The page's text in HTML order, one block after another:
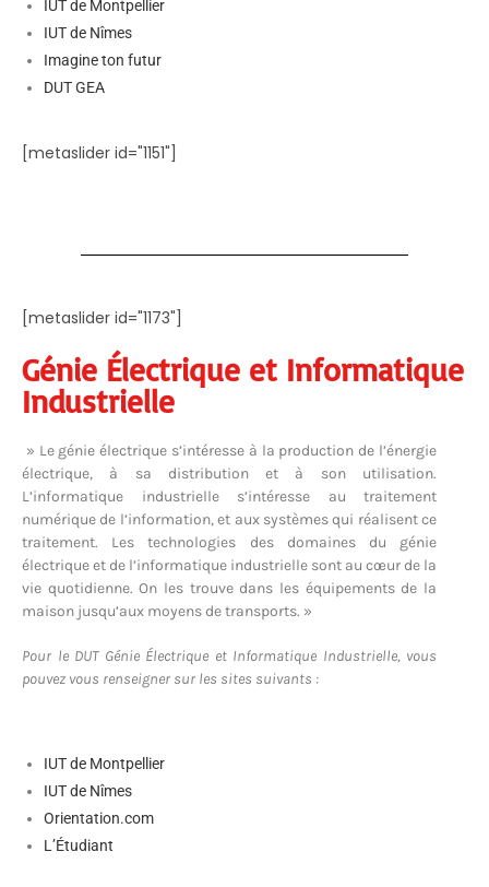
IUT de Montpellier
IUT de Nîmes
Imagine ton futur
DUT GEA
[metaslider id="1151"]
[metaslider id="1173"]
Génie Électrique et Informatique
Industrielle
» Le génie électrique s’intéresse à la production de l’énergie
électrique, à sa distribution et à son utilisation.
L’informatique industrielle s’intéresse au traitement
numérique de l’information, et aux systèmes qui réalisent ce
traitement. Les technologies des domaines du génie
électrique et de l’informatique industrielle sont au cœur de la
vie quotidienne. On les trouve dans les équipements de la
maison jusqu’aux moyens de transports. »
Pour le DUT Génie Électrique et Informatique Industrielle, vous
pouvez vous renseigner sur les sites suivants :
IUT de Montpellier
IUT de Nîmes
Orientation.com
L’Étudiant